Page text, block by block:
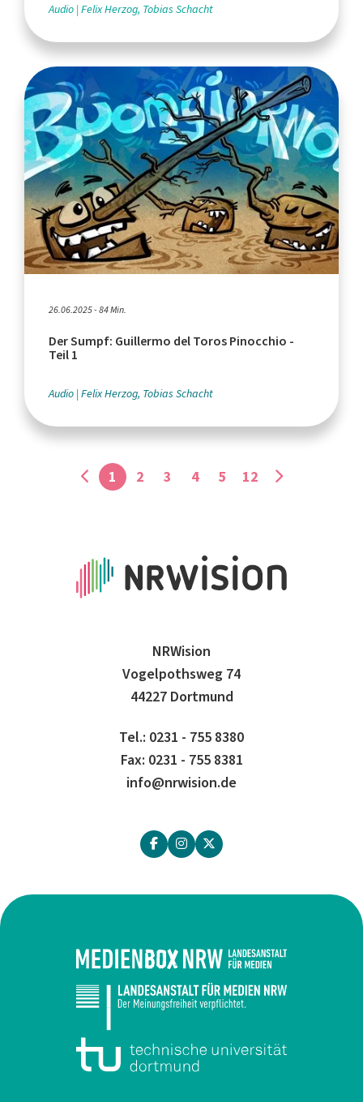
Audio Felix Herzog, Tobias Schacht
26.06.2025 - 84 Min.
Der Sumpf: Guillermo del Toros Pinocchio -
Teil 1
Audio Felix Herzog, Tobias Schacht
1 2 3 4 5 12
NRWision
Vogelpothsweg 74
44227 Dortmund
Tel.: 0231 - 755 8380
Fax: 0231 - 755 8381
info@nrwision.de